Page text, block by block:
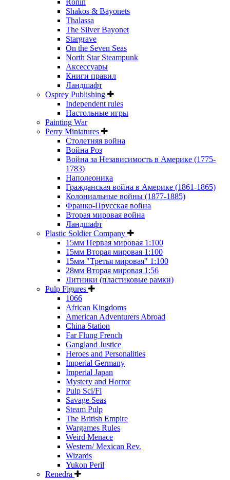
Ronin
Shakos & Bayonets
Thalassa
The Silver Bayonet
Stargrave
On the Seven Seas
North Star Steampunk
Аксессуары
Книги правил
Ландшафт
Osprey Publishing
Independent rules
Настольные игры
Painting War
Perry Miniatures
Столетняя война
Война Роз
Война за Независимость в Америке (1775-
1783)
Наполеоника
Гражданская война в Америке (1861-1865)
Колониальные войны (1877-1885)
Франко-Прусская война
Вторая мировая война
Ландшафт
Plastic Soldier Company
15мм Первая мировая 1:100
15мм Вторая мировая 1:100
15мм "Третья мировая" 1:100
28мм Вторая мировая 1:56
Литники (пластиковые рамки)
Pulp Figures
1066
African Kingdoms
American Adventurers Abroad
China Station
Far Flung French
Gangland Justice
Heroes and Personalities
Imperial Germany
Imperial Japan
Mystery and Horror
Pulp Sci/Fi
Savage Seas
Steam Pulp
The British Empire
Wargames Rules
Weird Menace
Western/ Mexican Rev.
Wizards
Yukon Peril
Renedra